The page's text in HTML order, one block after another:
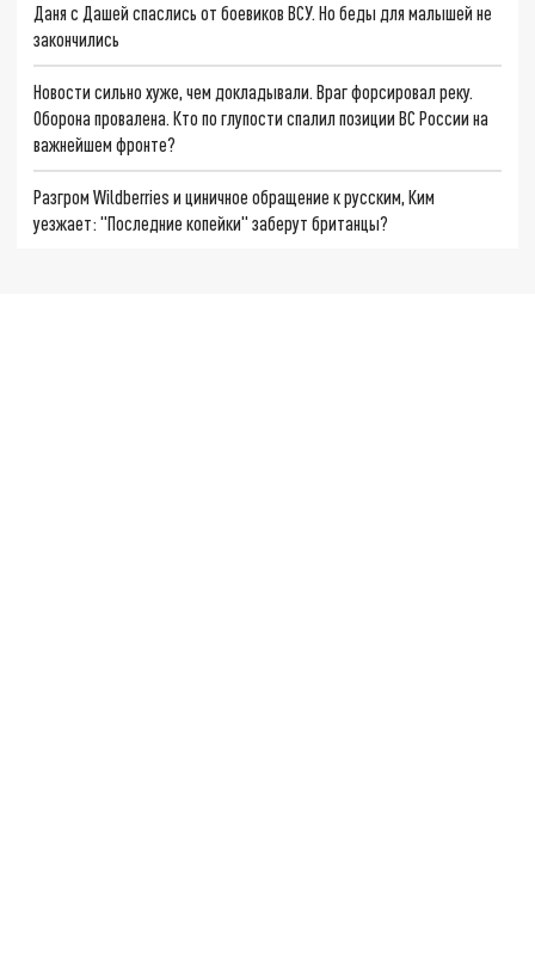
Даня с Дашей спаслись от боевиков ВСУ. Но беды для малышей не
закончились
Новости сильно хуже, чем докладывали. Враг форсировал реку.
Оборона провалена. Кто по глупости спалил позиции ВС России на
важнейшем фронте?
Разгром Wildberries и циничное обращение к русским, Ким
уезжает: "Последние копейки" заберут британцы?